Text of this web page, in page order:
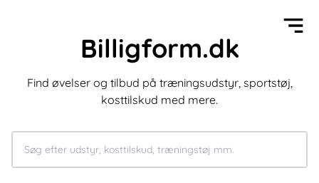
Billigform.dk
Find øvelser og tilbud på træningsudstyr, sportstøj,
kosttilskud med mere.